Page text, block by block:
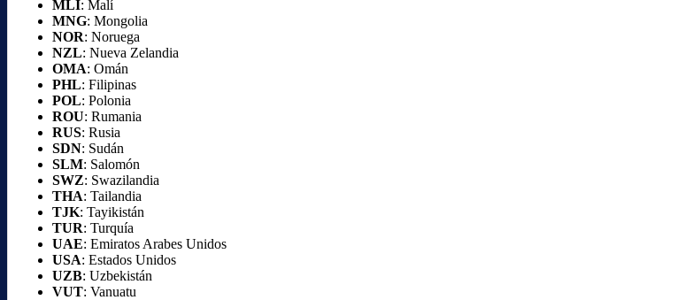
MLI: Malí
MNG: Mongolia
NOR: Noruega
NZL: Nueva Zelandia
OMA: Omán
PHL: Filipinas
POL: Polonia
ROU: Rumania
RUS: Rusia
SDN: Sudán
SLM: Salomón
SWZ: Swazilandia
THA: Tailandia
TJK: Tayikistán
TUR: Turquía
UAE: Emiratos Arabes Unidos
USA: Estados Unidos
UZB: Uzbekistán
VUT: Vanuatu